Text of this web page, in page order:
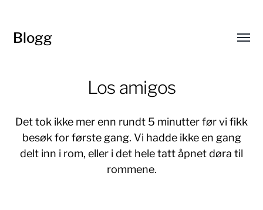
Blogg
Los amigos
Det tok ikke mer enn rundt 5 minutter før vi fikk
besøk for første gang. Vi hadde ikke en gang
delt inn i rom, eller i det hele tatt åpnet døra til
rommene.